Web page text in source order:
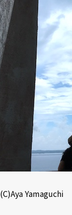
(C)Aya Yamaguchi